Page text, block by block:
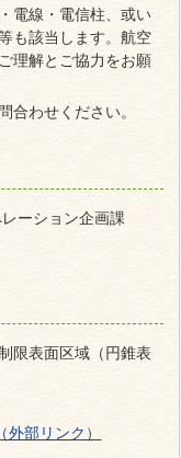
電線・電信柱、或い
も該当します。航空
理解とご協力をお願
合わせください。
ーション企画課
限表面区域（円錐表
（外部リンク）